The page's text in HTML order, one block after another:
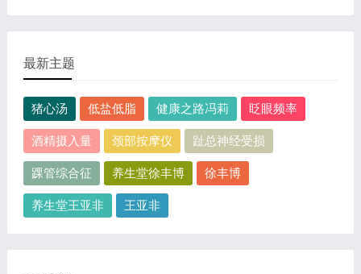
最新主题
猪心汤 低盐低脂 健康之路冯莉 眨眼频率
酒精摄入量 颈部按摩仪 趾总神经受损
踝管综合征 养生堂徐丰博 徐丰博
养生堂王亚非 王亚非